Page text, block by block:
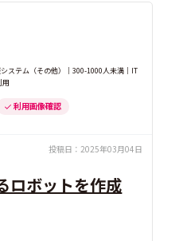
ステム（その他）｜300-1000人未満｜IT
用
利用画像確認
投稿日： 2025年03月04日
ロボットを作成